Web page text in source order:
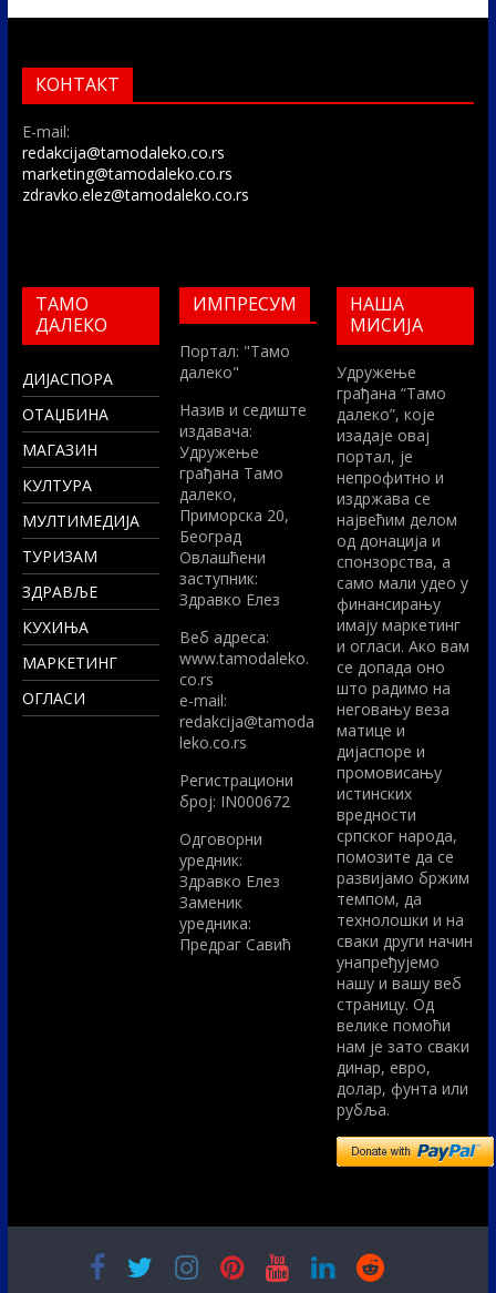
КОНТАКТ
E-mail:
redakcija@tamodaleko.co.rs
marketing@tamodaleko.co.rs
zdravko.elez@tamodaleko.co.rs
ТАМО
ДАЛЕКО
ДИЈАСПОРА
ОТАЏБИНА
МАГАЗИН
КУЛТУРА
МУЛТИМЕДИЈА
ТУРИЗАМ
ЗДРАВЉЕ
КУХИЊА
МАРКЕТИНГ
ОГЛАСИ
ИМПРЕСУМ
Портал: "Тамо
далеко"
Назив и седиште
издавача:
Удружење
грађана Тамо
далеко,
Приморска 20,
Београд
Овлашћени
заступник:
Здравко Елез
Вeб адреса:
www.tamodaleko.
co.rs
e-mail:
redakcija@tamoda
leko.co.rs
Регистрациони
број: IN000672
Одговорни
уредник:
Здравко Елез
Заменик
уредника:
Предраг Савић
НАША
МИСИЈА
Удружење
грађана “Тамо
далеко”, које
изадаје овај
портал, је
непрофитно и
издржава се
највећим делом
од донација и
спонзорства, а
само мали удео у
финансирању
имају маркетинг
и огласи. Ако вам
се допада оно
што радимо на
неговању веза
матице и
дијаспоре и
промовисању
истинских
вредности
српског народа,
помозите да се
развијамо бржим
темпом, да
технолошки и на
сваки други начин
унапређујемо
нашу и вашу веб
страницу. Од
велике помоћи
нам је зато сваки
динар, евро,
долар, фунта или
рубља.